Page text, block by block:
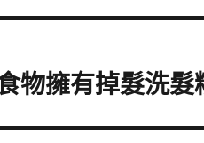
物擁有掉髮洗髮